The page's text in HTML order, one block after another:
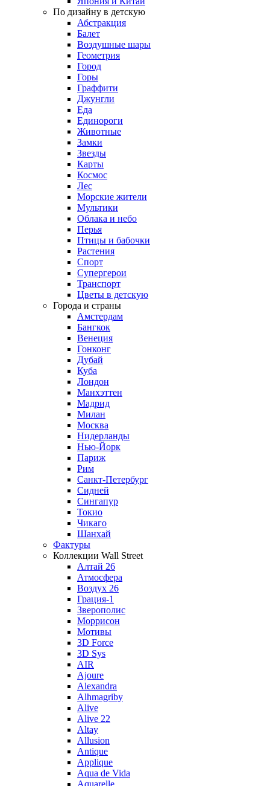
По дизайну в детскую
Абстракция
Балет
Воздушные шары
Геометрия
Город
Горы
Граффити
Джунгли
Еда
Единороги
Животные
Замки
Звезды
Карты
Космос
Лес
Морские жители
Мультики
Облака и небо
Перья
Птицы и бабочки
Растения
Спорт
Супергерои
Транспорт
Цветы в детскую
Города и страны
Амстердам
Бангкок
Венеция
Гонконг
Дубай
Куба
Лондон
Манхэттен
Мадрид
Милан
Москва
Нидерланды
Нью-Йорк
Париж
Рим
Санкт-Петербург
Сидней
Сингапур
Токио
Чикаго
Шанхай
Фактуры
Коллекции Wall Street
Алтай 26
Атмосфера
Воздух 26
Грация-1
Зверополис
Моррисон
Мотивы
3D Force
3D Sys
AIR
Ajoure
Alexandra
Alhmagriby
Alive
Alive 22
Altay
Allusion
Antique
Applique
Aqua de Vida
Aquarelle